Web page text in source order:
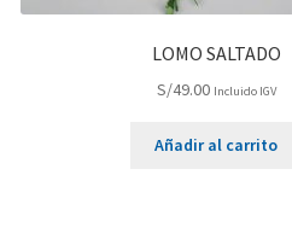
LOMO SALTADO
S/49.00 Incluido IGV
Añadir al carrito